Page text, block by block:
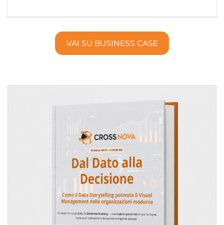
VAI SU BUSINESS CASE